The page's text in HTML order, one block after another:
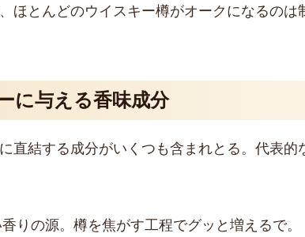
ほとんどのウイスキー樽がオークになるのは
に与える香味成分
直結する成分がいくつも含まれとる。代表的
りの源。樽を焦がす工程でグッと増えるで。